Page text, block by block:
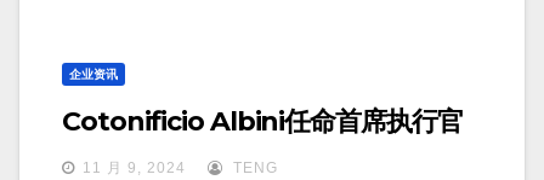
企业资讯
Cotonificio Albini任命首席执行官
11 月 9, 2024 TENG